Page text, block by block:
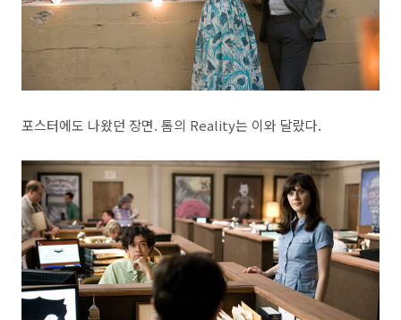
포스터에도 나왔던 장면. 톰의 Reality는 이와 달랐다.